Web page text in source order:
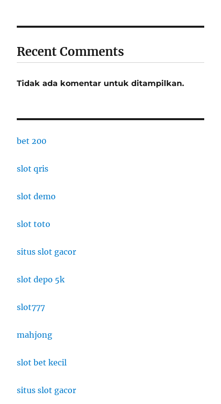
Recent Comments
Tidak ada komentar untuk ditampilkan.
bet 200
slot qris
slot demo
slot toto
situs slot gacor
slot depo 5k
slot777
mahjong
slot bet kecil
situs slot gacor